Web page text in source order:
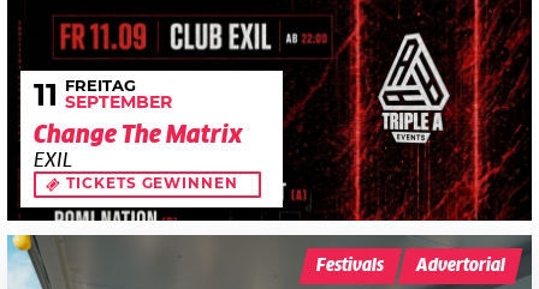
11 FREITAG
SEPTEMBER
Change The Matrix
EXIL
TICKETS GEWINNEN
Festivals Advertorial